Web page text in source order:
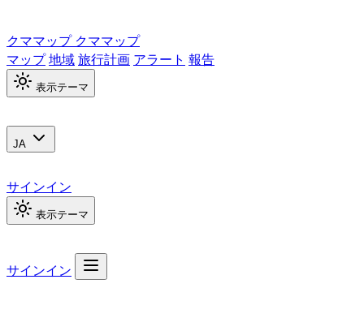
クママップ クママップ
マップ地域旅行計画 アラート 報告
表示テーマ
JA
サインイン
表示テーマ
サインイン